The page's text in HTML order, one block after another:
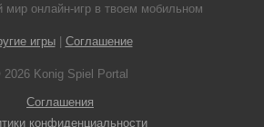
мир онлайн-игр в твоем мобильном
игры| Соглашение
Konig Spiel Portal
Соглашения
конфиденциальности